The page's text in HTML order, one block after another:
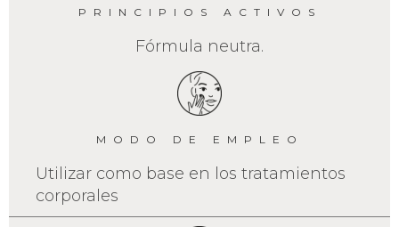
PRINCIPIOS ACTIVOS
Fórmula neutra.
MODO DE EMPLEO
Utilizar como base en los tratamientos
corporales